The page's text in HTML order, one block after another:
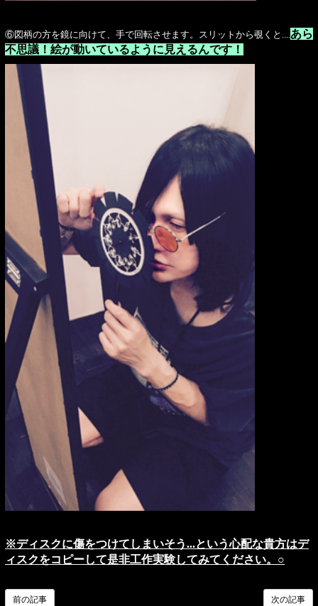
⑥図柄の方を鏡に向けて、手で回転させます。スリットから覗くと....あら
不思議！絵が動いているように見えるんです！
※ディスクに傷をつけてしまいそう...という心配な貴方はデ
ィスクをコピーして是非工作実験してみてください。○
次の記事
前の記事